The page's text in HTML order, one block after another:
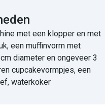
met een klopper en met
een muffinvorm met
diameter en ongeveer 3
cupcakevormpjes, een
waterkoker